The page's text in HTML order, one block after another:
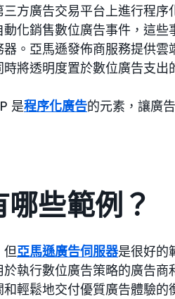
方廣告交易平台上進行程
動化銷售數位廣告事件，這
。亞馬遜發佈商服務提供
將透明度置於數位廣告支出
是程序化廣告的元素，讓廣
些範例？
但亞馬遜廣告伺服器是很好的
執行數位廣告策略的廣告
輕鬆地交付優質廣告體驗